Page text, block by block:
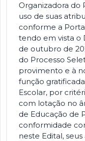
Organizadora do
uso de suas
conforme a
tendo em vista o
de outubro de
do Processo
provimento e à
função
Escolar, por
com lotação no
de Educação de
conformidade
neste Edital,